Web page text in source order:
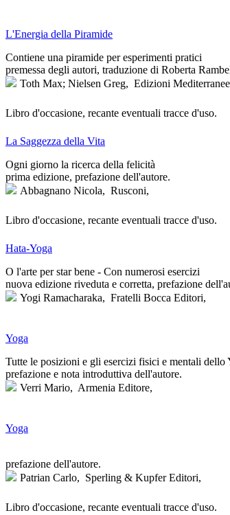
L'Energia della Piramide
Contiene una piramide per esperimenti pratici
premessa degli autori, traduzione di Roberta
Toth Max; Nielsen Greg, Edizioni
Libro d'occasione, recante eventuali tracce d'uso.
La Saggezza della Vita
Ogni giorno la ricerca della felicità
prima edizione, prefazione dell'autore.
Abbagnano Nicola, Rusconi,
Libro d'occasione, recante eventuali tracce d'uso.
Hata-Yoga
O l'arte per star bene - Con numerosi esercizi
nuova edizione riveduta e corretta, prefazione
Yogi Ramacharaka, Fratelli Bocca Editori,
Yoga
Tutte le posizioni e gli esercizi fisici e mentali dello
prefazione e nota introduttiva dell'autore.
Verri Mario, Armenia Editore,
Yoga
prefazione dell'autore.
Patrian Carlo, Sperling & Kupfer Editori,
Libro d'occasione, recante eventuali tracce d'uso.